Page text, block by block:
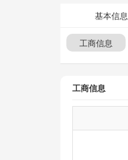
基本信息
工商信息
工商信息